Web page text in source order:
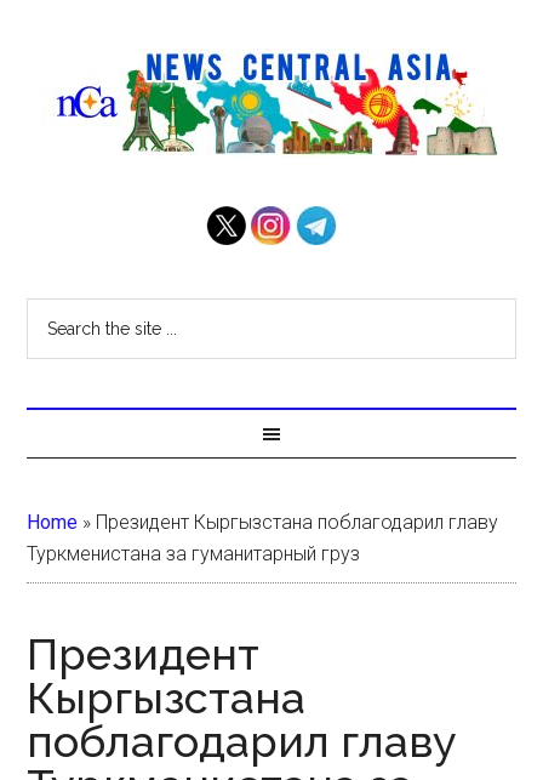
Home » Президент Кыргызстана поблагодарил главу
Туркменистана за гуманитарный груз
Президент
Кыргызстана
поблагодарил главу